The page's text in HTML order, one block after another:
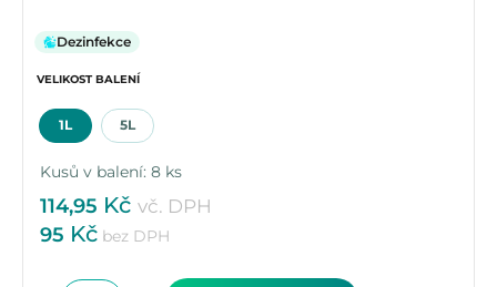
Dezinfekce
VELIKOST BALENÍ
1L 5L
Kusů v balení: 8 ks
114,95 Kč vč. DPH
95 Kč bez DPH